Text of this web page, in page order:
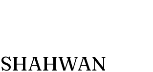
SHAHWAN